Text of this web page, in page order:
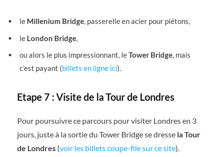
le Millenium Bridge, passerelle en acier pour piétons,
le London Bridge,
ou alors le plus impressionnant, leTower Bridge, mais
c’est payant (billets en ligne ici).
Etape 7 : Visite de la Tour de Londres
Pour poursuivre ce parcours pour visiter Londres en 3
jours, juste à la sortie du Tower Bridge se dresse la Tour
de Londres (voir les billets coupe-file sur ce site).